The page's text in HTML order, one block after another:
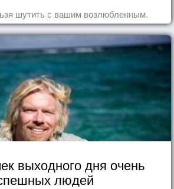
шутить с вашим возлюбленным.
выходного дня очень
людей